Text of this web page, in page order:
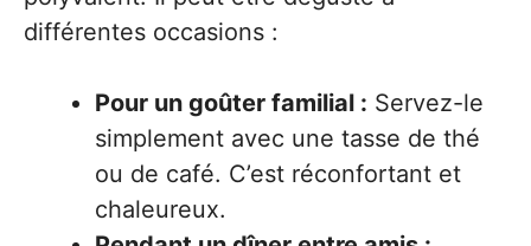
différentes occasions :
Pour un goûter familial : Servez-le
simplement avec une tasse de thé
ou de café. C’est réconfortant et
chaleureux.